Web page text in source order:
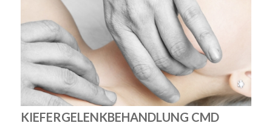
KIEFERGELENKBEHANDLUNG CMD